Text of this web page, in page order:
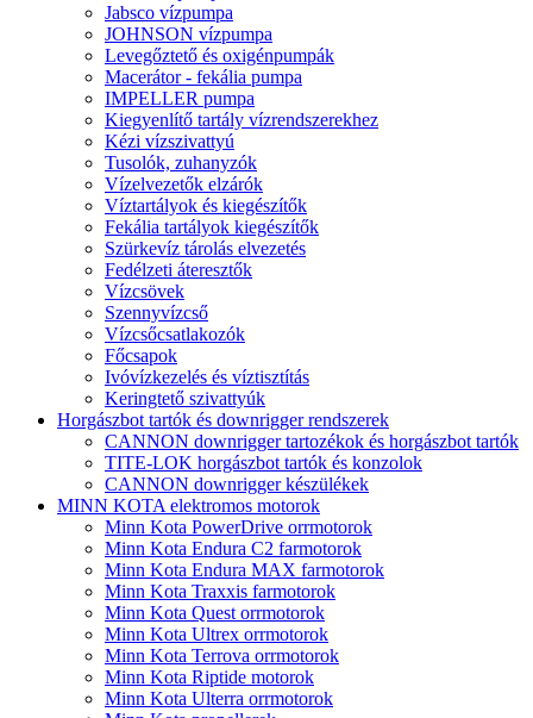
Jabsco vízpumpa
JOHNSON vízpumpa
Levegőztető és oxigénpumpák
Macerátor - fekália pumpa
IMPELLER pumpa
Kiegyenlítő tartály vízrendszerekhez
Kézi vízszivattyú
Tusolók, zuhanyzók
Vízelvezetők elzárók
Víztartályok és kiegészítők
Fekália tartályok kiegészítők
Szürkevíz tárolás elvezetés
Fedélzeti áteresztők
Vízcsövek
Szennyvízcső
Vízcsőcsatlakozók
Főcsapok
Ivóvízkezelés és víztisztítás
Keringtető szivattyúk
Horgászbot tartók és downrigger rendszerek
CANNON downrigger tartozékok és horgászbot tartók
TITE-LOK horgászbot tartók és konzolok
CANNON downrigger készülékek
MINN KOTA elektromos motorok
Minn Kota PowerDrive orrmotorok
Minn Kota Endura C2 farmotorok
Minn Kota Endura MAX farmotorok
Minn Kota Traxxis farmotorok
Minn Kota Quest orrmotorok
Minn Kota Ultrex orrmotorok
Minn Kota Terrova orrmotorok
Minn Kota Riptide motorok
Minn Kota Ulterra orrmotorok